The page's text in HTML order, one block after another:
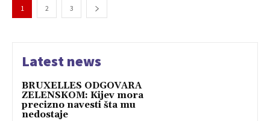
1 2 3
Latest news
BRUXELLES ODGOVARA
ZELENSKOM: Kijev mora
precizno navesti šta mu
nedostaje